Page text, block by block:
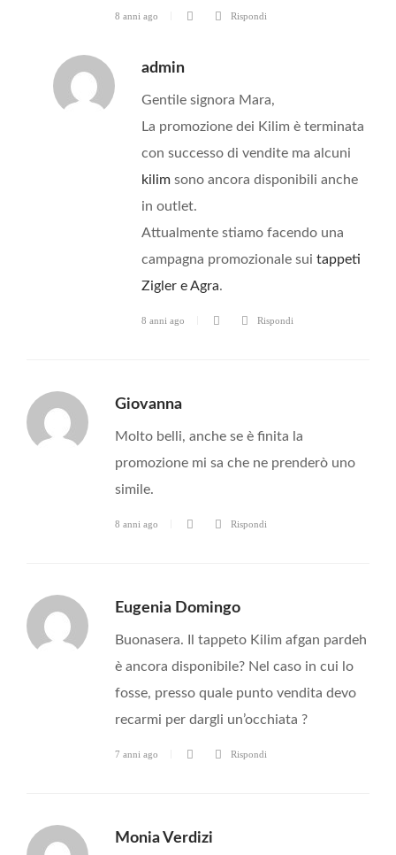
8 anni ago Rispondi
admin
Gentile signora Mara,
La promozione dei Kilim è terminata
con successo di vendite ma alcuni
kilim sono ancora disponibili anche
in outlet.
Attualmente stiamo facendo una
campagna promozionale sui tappeti
Zigler e Agra.
8 anni ago Rispondi
Giovanna
Molto belli, anche se è finita la
promozione mi sa che ne prenderò uno
simile.
8 anni ago Rispondi
Eugenia Domingo
Buonasera. Il tappeto Kilim afgan pardeh
è ancora disponibile? Nel caso in cui lo
fosse, presso quale punto vendita devo
recarmi per dargli un’occhiata ?
7 anni ago Rispondi
Monia Verdizi